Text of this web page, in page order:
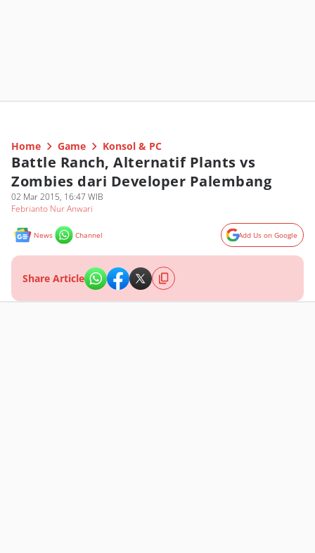
Home Game Konsol & PC
Battle Ranch, Alternatif Plants vs
Zombies dari Developer Palembang
02 Mar 2015, 16:47 WIB
Febrianto Nur Anwari
News Channel Add Us on Google
Share Article